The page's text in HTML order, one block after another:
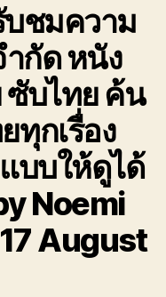
ชมความ
กัด หนัง
ซับไทย ค้น
ทุกเรื่อง
บบให้ดูได้
Noemi
August